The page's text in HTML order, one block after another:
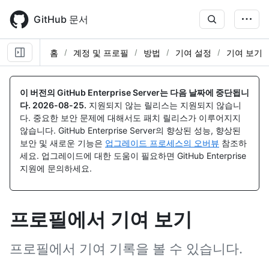
main
content
GitHub 문서
홈 계정 및 프로필 방법 기여 설정 기여 보기
이 버전의 GitHub Enterprise Server는 다음 날짜에 중단됩니
다. 2026-08-25. 지원되지 않는 릴리스는 지원되지 않습니
다. 중요한 보안 문제에 대해서도 패치 릴리스가 이루어지지
않습니다. GitHub Enterprise Server의 향상된 성능, 향상된
보안 및 새로운 기능은 업그레이드 프로세스의 오버뷰 참조하
세요. 업그레이드에 대한 도움이 필요하면 GitHub Enterprise
지원에 문의하세요.
프로필에서 기여 보기
프로필에서 기여 기록을 볼 수 있습니다.